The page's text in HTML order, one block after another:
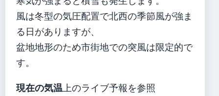
風は冬型の気圧配置で北西の季節風が強ま
る日がありますが、
盆地地形のため市街地での突風は限定的で
す。
現在の気温上のライブ予報を参照